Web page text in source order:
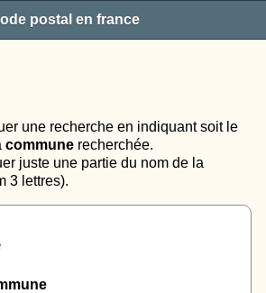
postal en france
une recherche en indiquant soit le
commune recherchée.
juste une partie du nom de la
3 lettres).